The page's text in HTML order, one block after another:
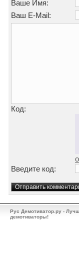
Ваше Имя:
Ваш E-Mail:
Код:
Введите код:
Рус Демотиватор.ру -
демотиваторы!